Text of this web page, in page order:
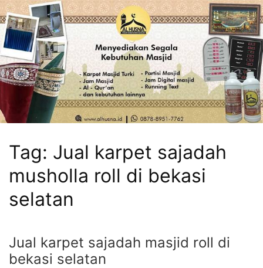
Tag: Jual karpet sajadah
musholla roll di bekasi
selatan
Jual karpet sajadah masjid roll di
bekasi selatan